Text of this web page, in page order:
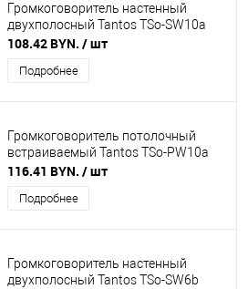
Громкоговоритель настенный
двухполосный Tantos TSo-SW10a
108.42 BYN. / шт
Подробнее
Громкоговоритель потолочный
встраиваемый Tantos TSo-PW10a
116.41 BYN. / шт
Подробнее
Громкоговоритель настенный
двухполосный Tantos TSo-SW6b